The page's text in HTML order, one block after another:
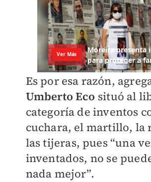
Es por esa razón,
Umberto Eco situó al
categoría de inventos
cuchara, el martillo, la
las tijeras, pues “una
inventados, no se
nada mejor”.